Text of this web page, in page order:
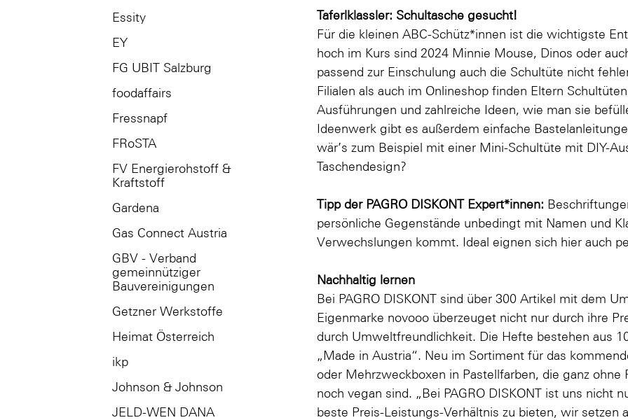
Essity
EY
FG UBIT Salzburg
foodaffairs
Fressnapf
FRoSTA
FV Energierohstoff &
Kraftstoff
Gardena
Gas Connect Austria
GBV - Verband
gemeinnütziger
Bauvereinigungen
Getzner Werkstoffe
Heimat Österreich
ikp
Johnson & Johnson
JELD-WEN DANA
Taferlklassler: Schultasche gesucht!
Für die kleinen ABC-Schütz*innen ist die wichtigste
hoch im Kurs sind 2024 Minnie Mouse, Dinos oder
passend zur Einschulung auch die Schultüte nicht
Filialen als auch im Onlineshop finden Eltern
Ausführungen und zahlreiche Ideen, wie man sie
Ideenwerk gibt es außerdem einfache
wär’s zum Beispiel mit einer Mini-Schultüte mit DIY-
Taschendesign?
Tipp der PAGRO DISKONT Expert*innen:
persönliche Gegenstände unbedingt mit Namen und
Verwechslungen kommt. Ideal eignen sich hier auch
Nachhaltig lernen
Bei PAGRO DISKONT sind über 300 Artikel mit dem
Eigenmarke novooo überzeuget nicht nur durch ihre
durch Umweltfreundlichkeit. Die Hefte bestehen aus
„Made in Austria“. Neu im Sortiment für das
oder Mehrzweckboxen in Pastellfarben, die ganz ohne
noch vegan sind. „Bei PAGRO DISKONT ist uns nicht
beste Preis-Leistungs-Verhältnis zu bieten, wir setzen